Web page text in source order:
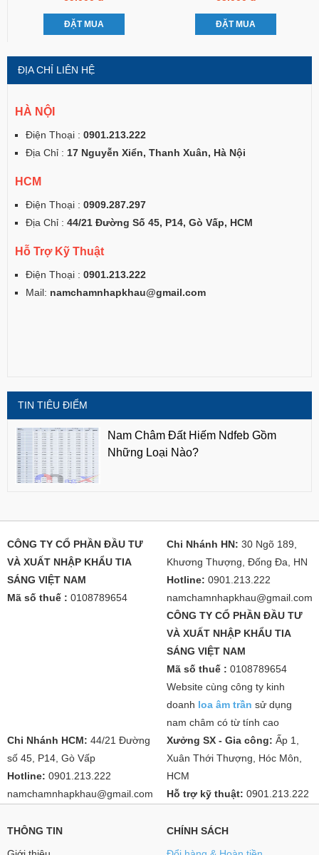
ĐẶT MUA ĐẶT MUA
ĐỊA CHỈ LIÊN HỆ
HÀ NỘI
Điện Thoại : 0901.213.222
Địa Chỉ : 17 Nguyễn Xiển, Thanh Xuân, Hà Nội
HCM
Điện Thoại : 0909.287.297
Địa Chỉ : 44/21 Đường Số 45, P14, Gò Vấp, HCM
Hỗ Trợ Kỹ Thuật
Điện Thoại : 0901.213.222
Mail: namchamnhapkhau@gmail.com
TIN TIÊU ĐIỂM
Nam Châm Đất Hiếm Ndfeb Gồm
Những Loại Nào?
CÔNG TY CỔ PHẦN ĐẦU TƯ
VÀ XUẤT NHẬP KHẨU TIA
SÁNG VIỆT NAM
Mã số thuế : 0108789654
Chi Nhánh HN: 30 Ngõ 189,
Khương Thượng, Đống Đa, HN
Hotline: 0901.213.222
namchamnhapkhau@gmail.com
CÔNG TY CỔ PHẦN ĐẦU TƯ
VÀ XUẤT NHẬP KHẨU TIA
SÁNG VIỆT NAM
Mã số thuế : 0108789654
Website cùng công ty kinh
doanh loa âm trần sử dụng
nam châm có từ tính cao
Chi Nhánh HCM: 44/21 Đường
số 45, P14, Gò Vấp
Hotline: 0901.213.222
namchamnhapkhau@gmail.com
Xưởng SX - Gia công: Ấp 1,
Xuân Thới Thượng, Hóc Môn,
HCM
Hỗ trợ kỹ thuật: 0901.213.222
THÔNG TIN
CHÍNH SÁCH